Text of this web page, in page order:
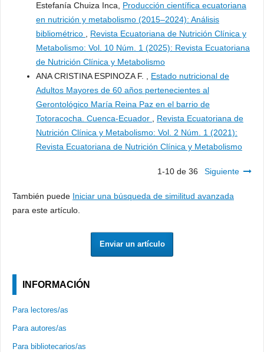
Estefanía Chuiza Inca, Producción científica ecuatoriana
en nutrición y metabolismo (2015–2024): Análisis
bibliométrico , Revista Ecuatoriana de Nutrición Clínica y
Metabolismo: Vol. 10 Núm. 1 (2025): Revista Ecuatoriana
de Nutrición Clínica y Metabolismo
ANA CRISTINA ESPINOZA F. , Estado nutricional de
Adultos Mayores de 60 años pertenecientes al
Gerontológico María Reina Paz en el barrio de
Totoracocha. Cuenca-Ecuador , Revista Ecuatoriana de
Nutrición Clínica y Metabolismo: Vol. 2 Núm. 1 (2021):
Revista Ecuatoriana de Nutrición Clínica y Metabolismo
1-10 de 36 Siguiente
También puede Iniciar una búsqueda de similitud avanzada
para este artículo.
Enviar un artículo
INFORMACIÓN
Para lectores/as
Para autores/as
Para bibliotecarios/as